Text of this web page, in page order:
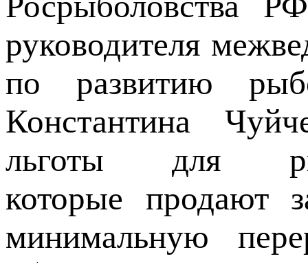
руководителя
по развитию
Константина
льготы для
которые продают
минимальную